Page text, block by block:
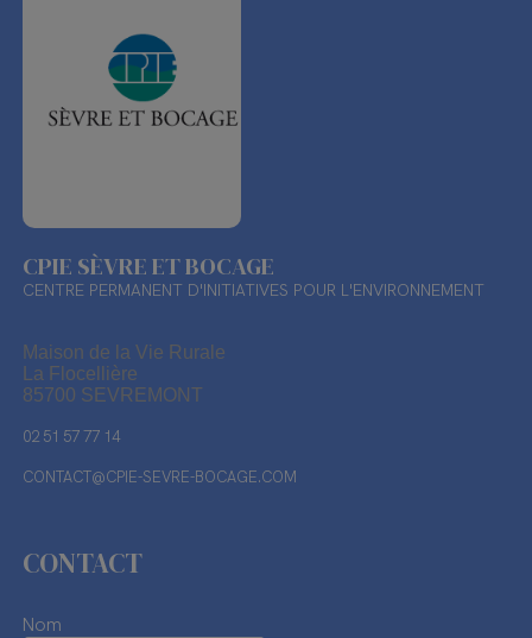
CPIE SÈVRE ET BOCAGE
CENTRE PERMANENT D'INITIATIVES POUR L'ENVIRONNEMENT
Maison de la Vie Rurale
La Flocellière
85700 SEVREMONT
02 51 57 77 14
CONTACT@CPIE-SEVRE-BOCAGE.COM
CONTACT
Nom